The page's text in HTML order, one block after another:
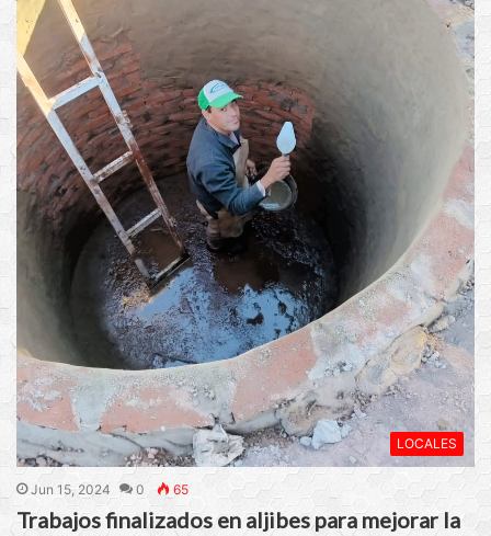
LOCALES
Jun 15, 2024 0 65
Trabajos finalizados en aljibes para mejorar la